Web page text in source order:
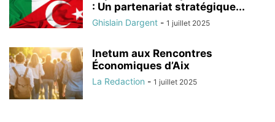
: Un partenariat stratégique...
Ghislain Dargent - 1 juillet 2025
Inetum aux Rencontres
Économiques d’Aix
La Redaction - 1 juillet 2025